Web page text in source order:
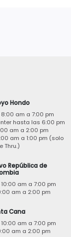
Hondo
8:00 am a 7:00 pm
hasta las 6:00 pm
am a 2:00 pm
am a 1:00 pm (solo
Thru.)
República de
10:00 am a 7:00 pm
am a 2:00 pm
Cana
10:00 am a 7:00 pm
am a 2:00 pm